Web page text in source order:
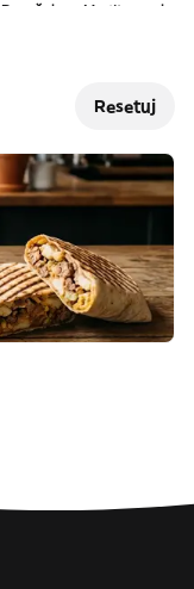
Doručak Mediteranska
Resetuj